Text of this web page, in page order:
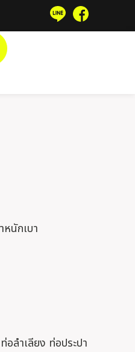
นักเบา
อลำเลียง ท่อประปา